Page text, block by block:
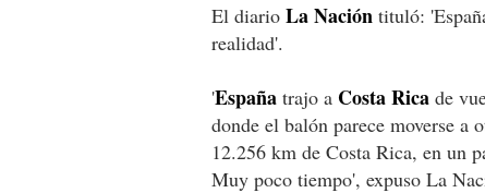
El diario La Nación tituló:
realidad'.
'España trajo a Costa Rica de
donde el balón parece moverse a
12.256 km de Costa Rica, en un
Muy poco tiempo', expuso La